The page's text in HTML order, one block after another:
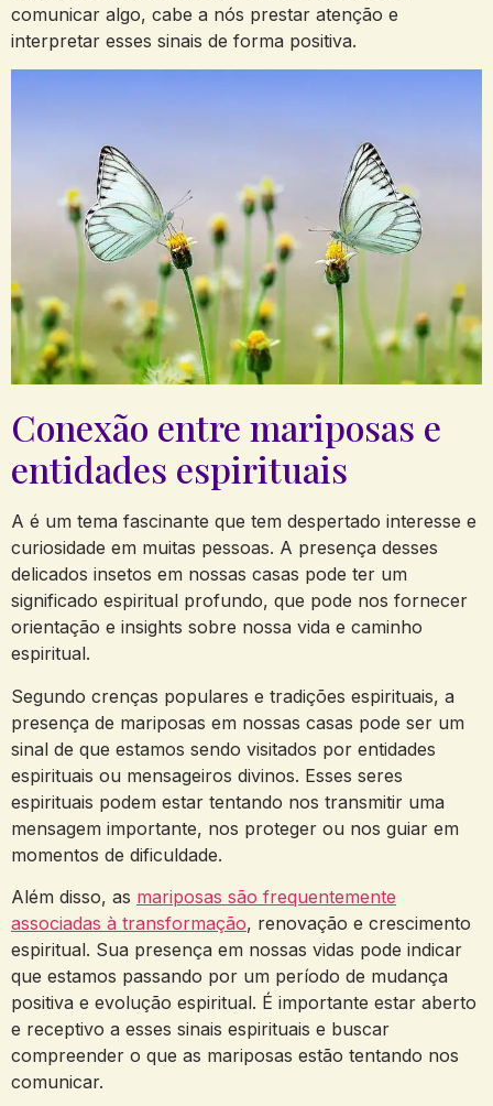
comunicar algo, cabe a nós prestar atenção e
interpretar esses sinais de forma positiva.
Conexão entre mariposas e
entidades espirituais
A é um tema fascinante que tem despertado interesse e
curiosidade em muitas pessoas. A presença desses
delicados insetos em nossas casas pode ter um
significado espiritual profundo, que pode nos fornecer
orientação e insights sobre nossa vida e caminho
espiritual.
Segundo crenças populares e tradições espirituais, a
presença de mariposas em nossas casas pode ser um
sinal de que estamos sendo visitados por entidades
espirituais ou mensageiros divinos. Esses seres
espirituais podem estar tentando nos transmitir uma
mensagem importante, nos proteger ou nos guiar em
momentos de dificuldade.
Além disso, as mariposas são frequentemente
associadas à transformação, renovação e crescimento
espiritual. Sua presença em nossas vidas pode indicar
que estamos passando por um período de mudança
positiva e evolução espiritual. É importante estar aberto
e receptivo a esses sinais espirituais e buscar
compreender o que as mariposas estão tentando nos
comunicar.